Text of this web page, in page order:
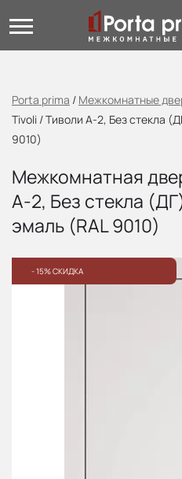
Porta prima / Межкомнатные
Tivoli / Тиволи А-2, Без стекла
9010)
Межкомнатная
А-2, Без стекла
эмаль (RAL 9010)
- 15% СКИДКА